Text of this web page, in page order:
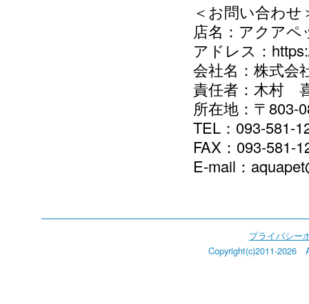
＜お問い合わせ
店名：アクア
アドレス：
会社名：株式会
責任者：木村
所在地：〒803-
TEL：093-581-
FAX：093-581-
E-mail：
プライバシー
Copyright(c)2011-2026